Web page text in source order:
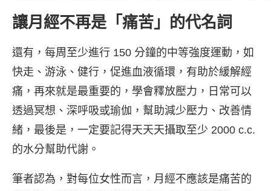
讓月經不再是「痛苦」的代名詞
還有，每周至少進行 150 分鐘的中等強度運動，如
快走、游泳、健行，促進血液循環，有助於緩解經
痛，再來就是最重要的，學會釋放壓力，日常可以
透過冥想、深呼吸或瑜伽，幫助減少壓力、改善情
緒，最後是，一定要記得天天天攝取至少 2000 c.c.
的水分幫助代謝。
筆者認為，對每位女性而言，月經不應該是痛苦的